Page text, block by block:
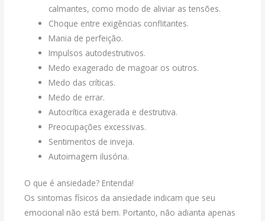
calmantes, como modo de aliviar as tensões.
Choque entre exigências conflitantes.
Mania de perfeição.
Impulsos autodestrutivos.
Medo exagerado de magoar os outros.
Medo das críticas.
Medo de errar.
Autocrítica exagerada e destrutiva.
Preocupações excessivas.
Sentimentos de inveja.
Autoimagem ilusória.
O que é ansiedade? Entenda!
Os sintomas físicos da ansiedade indicam que seu
emocional não está bem. Portanto, não adianta apenas